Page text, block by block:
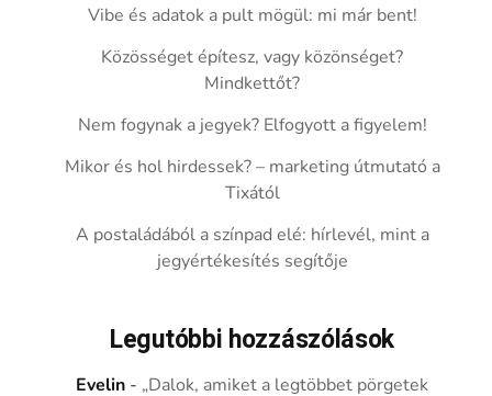
Vibe és adatok a pult mögül: mi már bent!
Közösséget építesz, vagy közönséget?
Mindkettőt?
Nem fogynak a jegyek? Elfogyott a figyelem!
Mikor és hol hirdessek? – marketing útmutató a
Tixától
A postaládából a színpad elé: hírlevél, mint a
jegyértékesítés segítője
Legutóbbi hozzászólások
Evelin - „Dalok, amiket a legtöbbet pörgetek